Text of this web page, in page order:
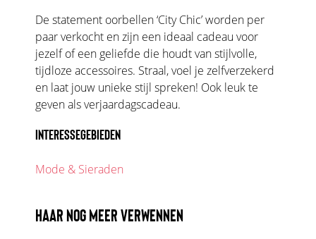
De statement oorbellen ‘City Chic’ worden per
paar verkocht en zijn een ideaal cadeau voor
jezelf of een geliefde die houdt van stijlvolle,
tijdloze accessoires. Straal, voel je zelfverzekerd
en laat jouw unieke stijl spreken! Ook leuk te
geven als verjaardagscadeau.
INTERESSEGEBIEDEN
Mode & Sieraden
HAAR NOG MEER VERWENNEN